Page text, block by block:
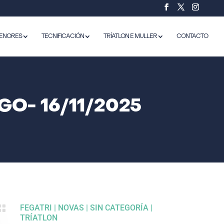
TECNIFICACIÓN TRÍATLON E MULLER CONTACTO
16/11/2025
FEGATRI | NOVAS |SIN CATEGORÍA |
TRÍATLON